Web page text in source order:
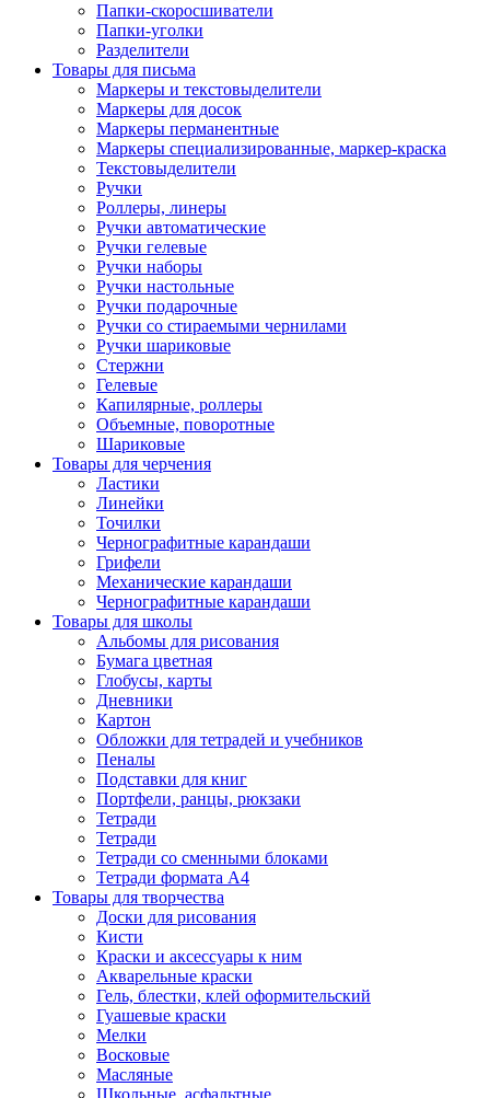
Папки-скоросшиватели
Папки-уголки
Разделители
Товары для письма
Маркеры и текстовыделители
Маркеры для досок
Маркеры перманентные
Маркеры специализированные, маркер-краска
Текстовыделители
Ручки
Роллеры, линеры
Ручки автоматические
Ручки гелевые
Ручки наборы
Ручки настольные
Ручки подарочные
Ручки со стираемыми чернилами
Ручки шариковые
Стержни
Гелевые
Капилярные, роллеры
Объемные, поворотные
Шариковые
Товары для черчения
Ластики
Линейки
Точилки
Чернографитные карандаши
Грифели
Механические карандаши
Чернографитные карандаши
Товары для школы
Альбомы для рисования
Бумага цветная
Глобусы, карты
Дневники
Картон
Обложки для тетрадей и учебников
Пеналы
Подставки для книг
Портфели, ранцы, рюкзаки
Тетради
Тетради
Тетради со сменными блоками
Тетради формата А4
Товары для творчества
Доски для рисования
Кисти
Краски и аксессуары к ним
Акварельные краски
Гель, блестки, клей оформительский
Гуашевые краски
Мелки
Восковые
Масляные